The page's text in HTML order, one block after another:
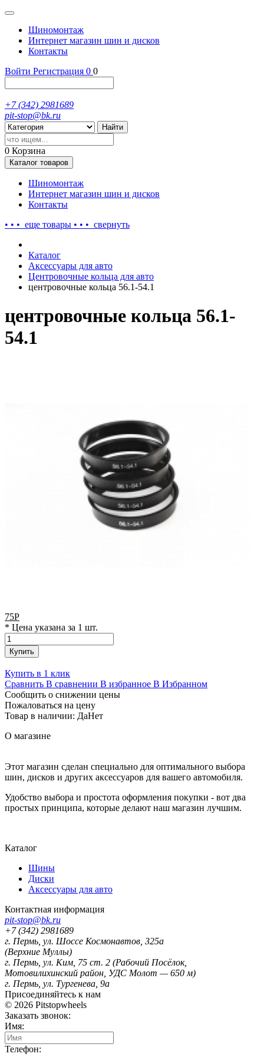
Шиномонтаж
Интернет магазин шин и дисков
Контакты
Войти Регистрация 0 0
+7 (342) 2981689
pit-stop@bk.ru
Найти
0 Корзина
Каталог товаров
Шиномонтаж
Интернет магазин шин и дисков
Контакты
• • • еще товары • • • свернуть
Каталог
Аксессуары для авто
Центровочные кольца для авто
центровочные кольца 56.1-54.1
центровочные кольца 56.1-
54.1
75Р
* Цена указана за 1 шт.
Купить
Купить в 1 клик
Сравнить В сравнении В избранное В Избранном
Сообщить о снижении цены
Пожаловаться на цену
Товар в наличии: ДаНет
О магазине
Этот магазин сделан специально для оптимального выбора
шин, дисков и других аксессуаров для вашего автомобиля.
Удобство выбора и простота оформления покупки - вот два
простых принципа, которые делают наш магазин лучшим.
Каталог
Шины
Диски
Аксессуары для авто
Контактная информация
pit-stop@bk.ru
+7 (342) 2981689
г. Пермь ул. Шоссе Космонавтов, 325а
(Верхние Муллы)
г. Пермь ул. Ким, 75 ст. 2 (Рабочий Посёлок,
Мотовилихинский район, УДС Молот — 650 м)
г. Пермь ул. Тургенева, 9а
Присоединяйтесь к нам
© 2026 Pitstopwheels
Заказать звонок:
Имя:
Телефон: